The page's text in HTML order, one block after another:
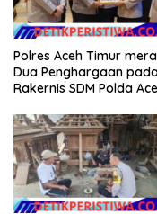
Polres Aceh Timur
Dua Penghargaan
Rakernis SDM Polda